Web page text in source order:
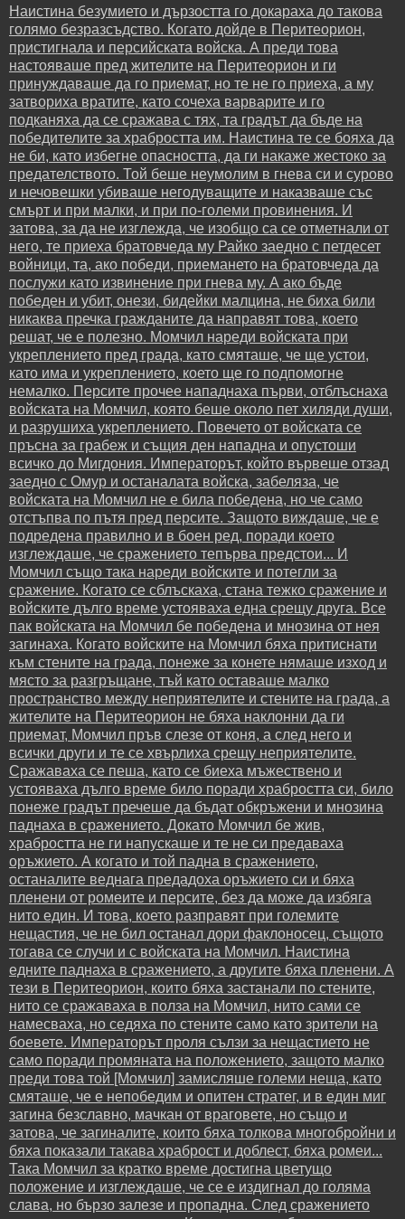
Наистина безумието и дързостта го докараха до такова
голямо безразсъдство. Когато дойде в Перитеорион,
пристигнала и персийската войска. А преди това
настояваше пред жителите на Перитеорион и ги
принуждаваше да го приемат, но те не го приеха, а му
затвориха вратите, като сочеха варварите и го
подканяха да се сражава с тях, та градът да бъде на
победителите за храбростта им. Наистина те се бояха да
не би, като избегне опасността, да ги накаже жестоко за
предателството. Той беше неумолим в гнева си и сурово
и нечовешки убиваше негодуващите и наказваше със
смърт и при малки, и при по-големи провинения. И
затова, за да не изглежда, че изобщо са се отметнали от
него, те приеха братовчеда му Райко заедно с петдесет
войници, та, ако победи, приемането на братовчеда да
послужи като извинение при гнева му. А ако бъде
победен и убит, онези, бидейки малцина, не биха били
никаква пречка гражданите да направят това, което
решат, че е полезно. Момчил нареди войската при
укреплението пред града, като смяташе, че ще устои,
като има и укреплението, което ще го подпомогне
немалко. Персите прочее нападнаха първи, отблъснаха
войската на Момчил, която беше около пет хиляди души,
и разрушиха укреплението. Повечето от войската се
пръсна за грабеж и същия ден нападна и опустоши
всичко до Мигдония. Императорът, който вървеше отзад
заедно с Омур и останалата войска, забеляза, че
войската на Момчил не е била победена, но че само
отстъпва по пътя пред персите. Защото виждаше, че е
подредена правилно и в боен ред, поради което
изглеждаше, че сражението тепърва предстои... И
Момчил също така нареди войските и потегли за
сражение. Когато се сблъскаха, стана тежко сражение и
войските дълго време устояваха една срещу друга. Все
пак войската на Момчил бе победена и мнозина от нея
загинаха. Когато войските на Момчил бяха притиснати
към стените на града, понеже за конете нямаше изход и
място за разгръщане, тъй като оставаше малко
пространство между неприятелите и стените на града, а
жителите на Перитеорион не бяха наклонни да ги
приемат, Момчил пръв слезе от коня, а след него и
всички други и те се хвърлиха срещу неприятелите.
Сражаваха се пеша, като се биеха мъжествено и
устояваха дълго време било поради храбростта си, било
понеже градът пречеше да бъдат обкръжени и мнозина
паднаха в сражението. Докато Момчил бе жив,
храбростта не ги напускаше и те не си предаваха
оръжието. А когато и той падна в сражението,
останалите веднага предадоха оръжието си и бяха
пленени от ромеите и персите, без да може да избяга
нито един. И това, което разправят при големите
нещастия, че не бил останал дори факлоносец, същото
тогава се случи и с войската на Момчил. Наистина
едните паднаха в сражението, а другите бяха пленени. А
тези в Перитеорион, които бяха застанали по стените,
нито се сражаваха в полза на Момчил, нито сами се
намесваха, но седяха по стените само като зрители на
боевете. Императорът проля сълзи за нещастието не
само поради промяната на положението, защото малко
преди това той [Момчил] замисляше големи неща, като
смяташе, че е непобедим и опитен стратег, и в един миг
загина безславно, мачкан от враговете, но също и
затова, че загиналите, които бяха толкова многобройни и
бяха показали такава храброст и доблест, бяха ромеи...
Така Момчил за кратко време достигна цветущо
положение и изглеждаше, че се е издигнал до голяма
слава, но бързо залезе и пропадна. След сражението